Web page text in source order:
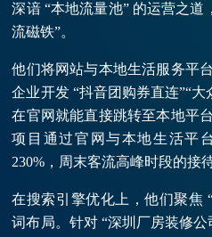
深谙 “本地流量池” 的运营之道
流磁铁”。
他们将网站与本地生活服务平
企业开发 “抖音团购券直连”“
在官网就能直接跳转至本地平
项目通过官网与本地生活平
230%，周末客流高峰时段的接
在搜索引擎优化上，他们聚焦
词布局。针对 “深圳厂房装修